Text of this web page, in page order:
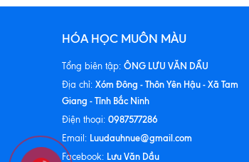
HÓA HỌC MUÔN MÀU
Tổng biên tập: ÔNG LƯU VĂN DẦU
Địa chỉ: Xóm Đông - Thôn Yên Hậu - Xã Tam
Giang - Tỉnh Bắc Ninh
Điện thoại: 0987577286
Email: Luudauhnue@gmail.com
Facebook: Lưu Văn Dầu